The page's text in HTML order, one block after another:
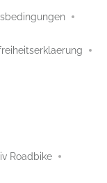
Roadbike